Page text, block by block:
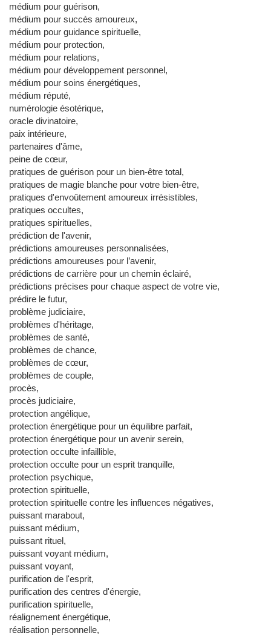
médium pour guérison,
médium pour succès amoureux,
médium pour guidance spirituelle,
médium pour protection,
médium pour relations,
médium pour développement personnel,
médium pour soins énergétiques,
médium réputé,
numérologie ésotérique,
oracle divinatoire,
paix intérieure,
partenaires d'âme,
peine de cœur,
pratiques de guérison pour un bien-être total,
pratiques de magie blanche pour votre bien-être,
pratiques d'envoûtement amoureux irrésistibles,
pratiques occultes,
pratiques spirituelles,
prédiction de l'avenir,
prédictions amoureuses personnalisées,
prédictions amoureuses pour l’avenir,
prédictions de carrière pour un chemin éclairé,
prédictions précises pour chaque aspect de votre vie,
prédire le futur,
problème judiciaire,
problèmes d'héritage,
problèmes de santé,
problèmes de chance,
problèmes de cœur,
problèmes de couple,
procès,
procès judiciaire,
protection angélique,
protection énergétique pour un équilibre parfait,
protection énergétique pour un avenir serein,
protection occulte infaillible,
protection occulte pour un esprit tranquille,
protection psychique,
protection spirituelle,
protection spirituelle contre les influences négatives,
puissant marabout,
puissant médium,
puissant rituel,
puissant voyant médium,
puissant voyant,
purification de l'esprit,
purification des centres d'énergie,
purification spirituelle,
réalignement énergétique,
réalisation personnelle,